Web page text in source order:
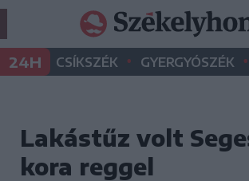
24H CSÍKSZÉK • GYERGYÓSZÉK •
Lakástűz volt
kora reggel